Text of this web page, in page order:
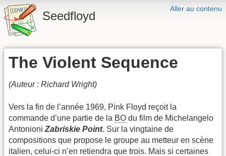
Aller au contenu
Seedfloyd
The Violent Sequence
(Auteur : Richard Wright)
Vers la fin de l’année 1969, Pink Floyd reçoit la
commande d’une partie de la BO du film de Michelangelo
Antonioni Zabriskie Point. Sur la vingtaine de
compositions que propose le groupe au metteur en scène
italien, celui-ci n’en retiendra que trois. Mais si certaines